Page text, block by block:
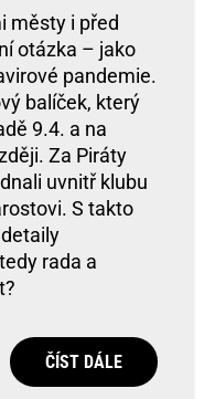
městy i před
otázka – jako
pandemie.
balíček, který
9.4. a na
Za Piráty
uvnitř klubu
S takto
rada a
ČÍST DÁLE